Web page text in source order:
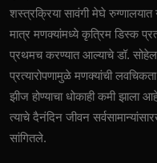
शस्त्रक्रिया सावंगी मेघे
मात्र मणक्यांमध्ये कृत्रिम डिस्क
प्रथमच करण्यात आल्याचे डॉ. सोहेल
प्रत्यारोपणामुळे मणक्यांची
झीज होण्याचा धोकाही कमी झाला
त्याचे दैनंदिन जीवन
सांगितले.